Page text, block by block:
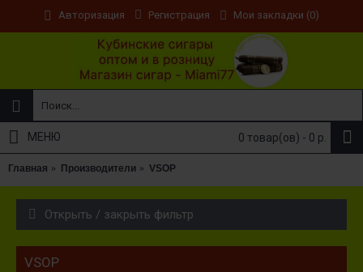
Авторизация Регистрация Мои закладки (0)
0 товар(ов) - 0 р.
МЕНЮ
Главная Производители VSOP
Открыть / закрыть фильтр
VSOP